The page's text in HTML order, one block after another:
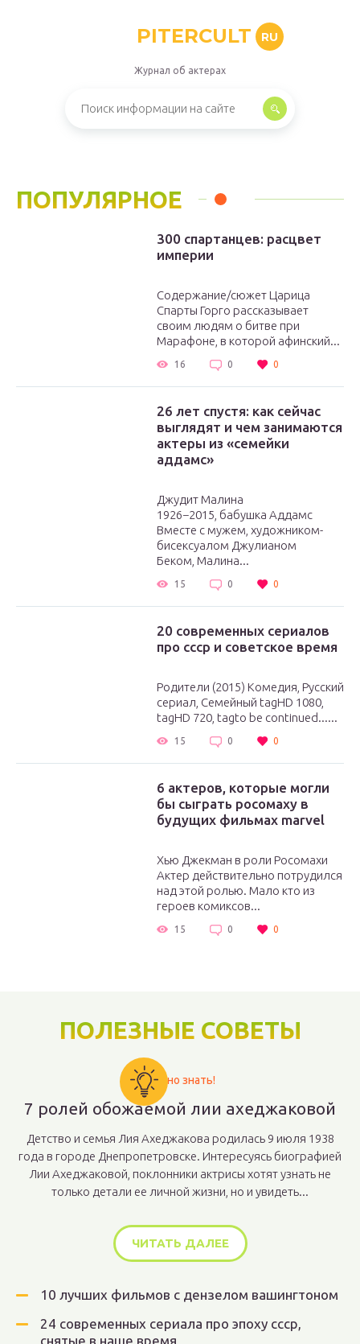
PITERCULT RU
Журнал об актерах
ПОПУЛЯРНОЕ
300 спартанцев: расцвет
империи
Содержание/сюжет Царица
Спарты Горго рассказывает
своим людям о битве при
Марафоне, в которой афинский...
16 0 0
26 лет спустя: как сейчас
выглядят и чем занимаются
актеры из «семейки
аддамс»
Джудит Малина
1926−2015, бабушка Аддамс
Вместе с мужем, художником-
бисексуалом Джулианом
Беком, Малина...
15 0 0
20 современных сериалов
про ссср и советское время
Родители (2015) Комедия, Русский
сериал, Семейный tagHD 1080,
tagHD 720, tagto be continued......
15 0 0
6 актеров, которые могли
бы сыграть росомаху в
будущих фильмах marvel
Хью Джекман в роли Росомахи
Актер действительно потрудился
над этой ролью. Мало кто из
героев комиксов...
15 0 0
ПОЛЕЗНЫЕ СОВЕТЫ
Важно знать!
7 ролей обожаемой лии ахеджаковой
Детство и семья Лия Ахеджакова родилась 9 июля 1938
года в городе Днепропетровске. Интересуясь биографией
Лии Ахеджаковой, поклонники актрисы хотят узнать не
только детали ее личной жизни, но и увидеть...
ЧИТАТЬ ДАЛЕЕ
10 лучших фильмов с дензелом вашингтоном
24 современных сериала про эпоху ссср,
снятые в наше время